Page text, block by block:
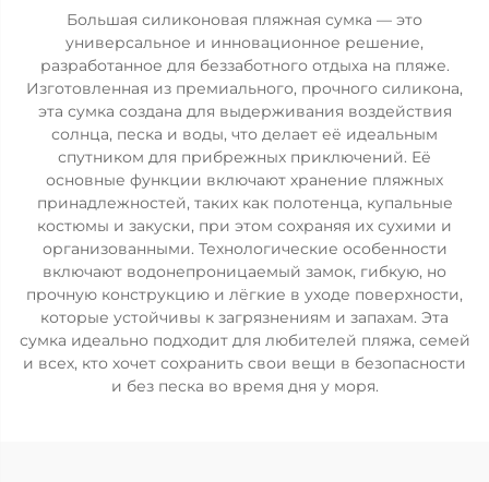
Большая силиконовая пляжная сумка — это
универсальное и инновационное решение,
разработанное для беззаботного отдыха на пляже.
Изготовленная из премиального, прочного силикона,
эта сумка создана для выдерживания воздействия
солнца, песка и воды, что делает её идеальным
спутником для прибрежных приключений. Её
основные функции включают хранение пляжных
принадлежностей, таких как полотенца, купальные
костюмы и закуски, при этом сохраняя их сухими и
организованными. Технологические особенности
включают водонепроницаемый замок, гибкую, но
прочную конструкцию и лёгкие в уходе поверхности,
которые устойчивы к загрязнениям и запахам. Эта
сумка идеально подходит для любителей пляжа, семей
и всех, кто хочет сохранить свои вещи в безопасности
и без песка во время дня у моря.